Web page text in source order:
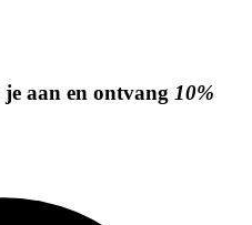
aan en ontvang 10%